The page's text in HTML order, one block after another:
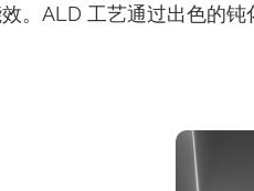
。ALD 工艺通过出色的